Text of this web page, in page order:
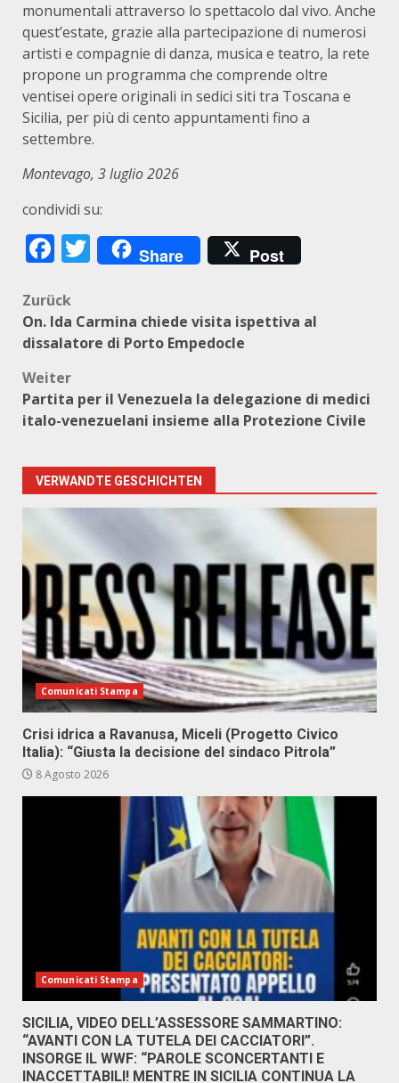
monumentali attraverso lo spettacolo dal vivo. Anche
quest’estate, grazie alla partecipazione di numerosi
artisti e compagnie di danza, musica e teatro, la rete
propone un programma che comprende oltre
ventisei opere originali in sedici siti tra Toscana e
Sicilia, per più di cento appuntamenti fino a
settembre.
Montevago, 3 luglio 2026
condividi su:
Facebook
Twitter
Share Post
Beitragsnavigation
Zurück
On. Ida Carmina chiede visita ispettiva al
dissalatore di Porto Empedocle
Weiter
Partita per il Venezuela la delegazione di medici
italo-venezuelani insieme alla Protezione Civile
VERWANDTE GESCHICHTEN
Comunicati Stampa
Crisi idrica a Ravanusa, Miceli (Progetto Civico
Italia): “Giusta la decisione del sindaco Pitrola”
8 Agosto 2026
Comunicati Stampa
SICILIA, VIDEO DELL’ASSESSORE SAMMARTINO:
“AVANTI CON LA TUTELA DEI CACCIATORI”.
INSORGE IL WWF: “PAROLE SCONCERTANTI E
INACCETTABILI! MENTRE IN SICILIA CONTINUA LA